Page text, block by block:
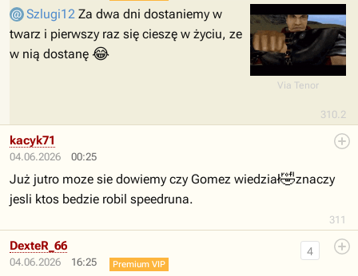
310.2
Via Tenor
Szlugi12 Za dwa dni dostaniemy w
twarz i pierwszy raz się cieszę w życiu, ze
w nią dostanę 😂
04.06.2026 00:25
311
kacyk71
Już jutro moze sie dowiemy czy Gomez wiedział🤣znaczy
jesli ktos bedzie robil speedruna.
04.06.2026 16:25
4
DexteR_66
Premium VIP